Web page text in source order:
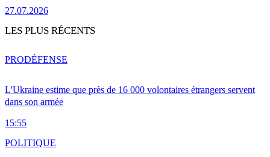
27.07.2026
LES PLUS RÉCENTS
L'Ukraine estime que près de 16 000 volontaires étrangers servent
dans son armée
15:55
PRODÉFENSE
POLITIQUE